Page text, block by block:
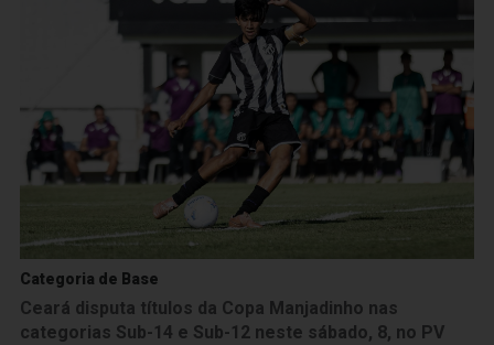
Categoria de Base
Ceará disputa títulos da Copa Manjadinho nas
categorias Sub-14 e Sub-12 neste sábado, 8, no PV